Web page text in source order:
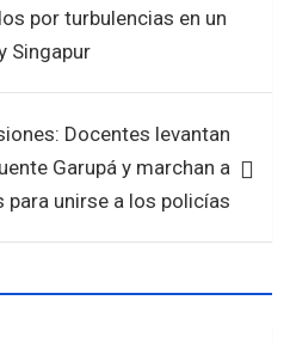
por turbulencias en un
Singapur
Docentes levantan
Garupá y marchan a
para unirse a los policías